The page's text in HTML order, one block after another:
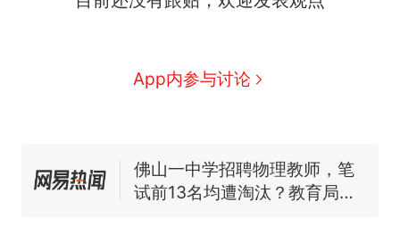
App内参与讨论
人生
新 搬家报价570元，搬到楼下
佛山一中学招聘物理教师，笔
试前13名均遭淘汰？教育局：